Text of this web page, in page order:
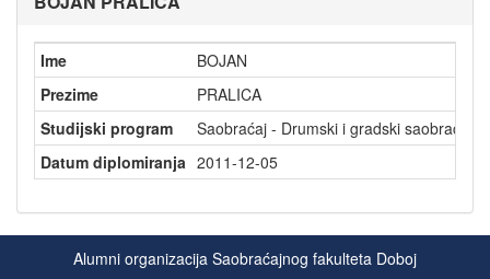
Ime
BOJAN
Prezime
PRALICA
Studijski program
Saobraćaj - Drumski i gradski saobraćaj
Datum diplomiranja 2011-12-05
Alumni organizacija Saobraćajnog fakulteta Doboj